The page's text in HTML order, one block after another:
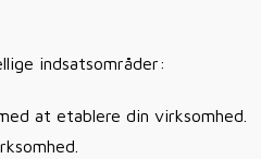
indsatsområder:
at etablere din virksomhed.